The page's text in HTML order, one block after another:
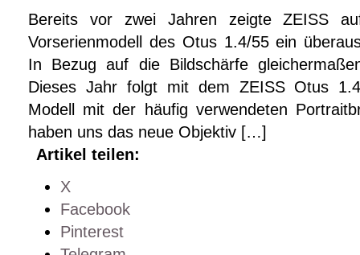
Bereits vor zwei Jahren zeigte ZEISS
Vorserienmodell des Otus 1.4/55 ein
In Bezug auf die Bildschärfe
Dieses Jahr folgt mit dem ZEISS Otus
Modell mit der häufig verwendeten
haben uns das neue Objektiv […]
Artikel teilen:
X
Facebook
Pinterest